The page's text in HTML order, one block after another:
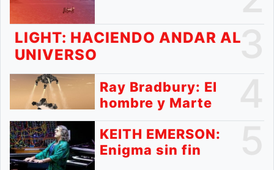
3
LIGHT: HACIENDO ANDAR AL
UNIVERSO
Ray Bradbury: El
hombre y Marte
KEITH EMERSON:
Enigma sin fin